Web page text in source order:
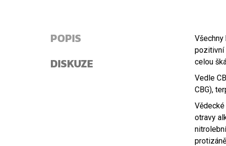
POPIS
DISKUZE
Všechny
pozitivní
celou
Vedle
CBG),
otravy